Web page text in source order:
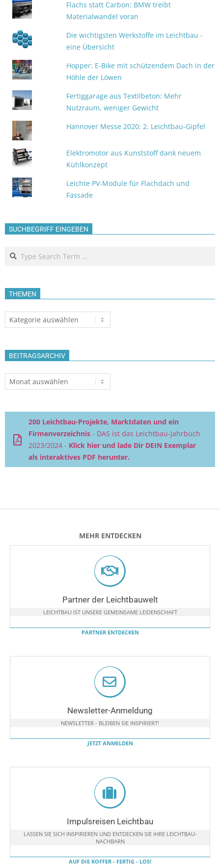
Flachs statt Carbon: BMW treibt
Materialwandel voran
Die wichtigsten Werkstoffe im Leichtbau -
eine Übersicht
Hopper: E-Bike mit schützendem Dach in der
Höhle der Löwen
Fertiggarage aus Textilbeton: Mehr
Nutzraum, weniger Gewicht
Hannover Messe 2020: 2. Leichtbau-Gipfel
Elektromotor aus Kunststoff dank neuem
Kühlkonzept
Leichte PV‑Module für Flachdach und
Fassade
SUCHBEGRIFF EINGEBEN
Search
THEMEN
Themen
BEITRAGSARCHIV
Beitragsarchiv
200 Leichtbau-Projekte, Marktdaten und ein
Firmenverzeichnis - DAS ist das Leichtbau-Jahrbuch
2023/2024 - Klick hier und lade Dir DEIN Exemplar
als interaktives PDF herunter.
MEHR ENTDECKEN
Partner der Leichtbauwelt
LEICHTBAU IST UNSERE GEMEINSAME LEIDENSCHAFT
PARTNER ENTDECKEN
Newsletter-Anmeldung
NEWSLETTER - BLEIBEN SIE INSPIRIERT!
JETZT ANMELDEN
Impulsreisen Leichtbau
LASSEN SIE SICH INSPIRIEREN UND ENTDECKEN SIE IHRE LEICHTBAU-
NACHBARN
AUF DIE KOFFER - FERTIG - LOS!